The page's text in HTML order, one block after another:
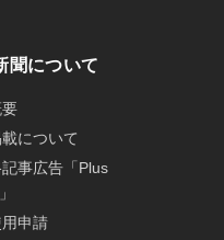
聞について
について
事広告「Plus
申請